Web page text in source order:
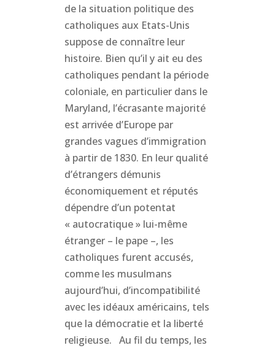
de la situation politique des
catholiques aux Etats-Unis
suppose de connaître leur
histoire. Bien qu’il y ait eu des
catholiques pendant la période
coloniale, en particulier dans le
Maryland, l’écrasante majorité
est arrivée d’Europe par
grandes vagues d’immigration
à partir de 1830. En leur qualité
d’étrangers démunis
économiquement et réputés
dépendre d’un potentat
« autocratique » lui-même
étranger – le pape –, les
catholiques furent accusés,
comme les musulmans
aujourd’hui, d’incompatibilité
avec les idéaux américains, tels
que la démocratie et la liberté
religieuse. Au fil du temps, les